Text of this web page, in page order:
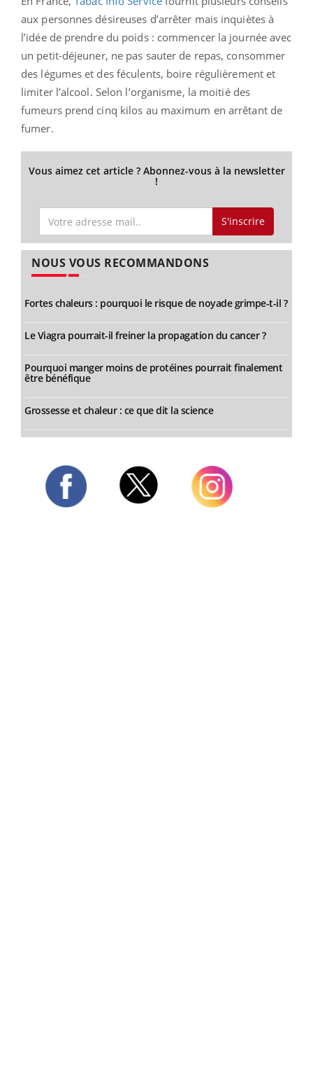
aux personnes désireuses d’arrêter mais inquiètes à
l’idée de prendre du poids : commencer la journée avec
un petit-déjeuner, ne pas sauter de repas, consommer
des légumes et des féculents, boire régulièrement et
limiter l’alcool. Selon l’organisme, la moitié des
fumeurs prend cinq kilos au maximum en arrêtant de
fumer.
Vous aimez cet article ? Abonnez-vous à la newsletter
!
S'inscrire
NOUS VOUS RECOMMANDONS
Fortes chaleurs : pourquoi le risque de noyade grimpe-t-il ?
Le Viagra pourrait-il freiner la propagation du cancer ?
Pourquoi manger moins de protéines pourrait finalement
être bénéfique
Grossesse et chaleur : ce que dit la science